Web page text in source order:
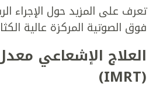
تعرف على المزيد حول الإجراء
فوق الصوتية المركزة عالية
العلاج الإشعاعي
(IMRT)